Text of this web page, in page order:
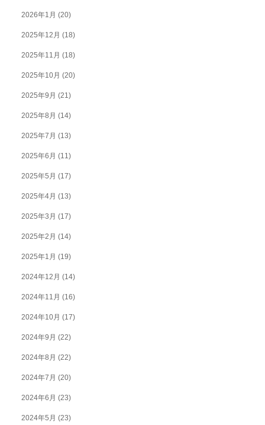
2026年1月 (20)
2025年12月 (18)
2025年11月 (18)
2025年10月 (20)
2025年9月 (21)
2025年8月 (14)
2025年7月 (13)
2025年6月 (11)
2025年5月 (17)
2025年4月 (13)
2025年3月 (17)
2025年2月 (14)
2025年1月 (19)
2024年12月 (14)
2024年11月 (16)
2024年10月 (17)
2024年9月 (22)
2024年8月 (22)
2024年7月 (20)
2024年6月 (23)
2024年5月 (23)